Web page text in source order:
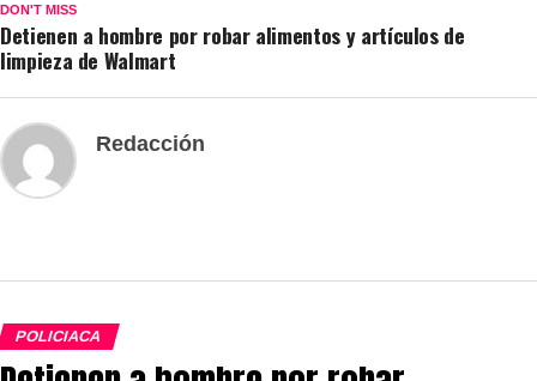
DON'T MISS
Detienen a hombre por robar alimentos y artículos de
limpieza de Walmart
Redacción
POLICIACA